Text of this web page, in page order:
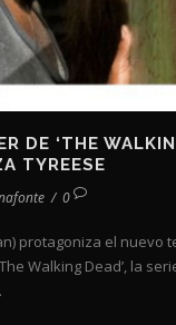
DE ‘THE
TYREESE
/ 0
protagoniza el nuevo
Walking Dead’, la